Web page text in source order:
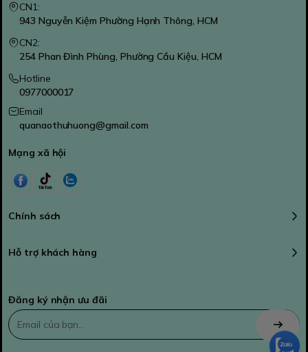
CN1:
943 Nguyễn Kiệm Phường Hạnh Thông, HCM
CN2:
254 Phan Đình Phùng, Phường Cầu Kiệu, HCM
Hotline
0977000017
Email
quanaothuhuong@gmail.com
Mạng xã hội
Chính sách
Hỗ trợ khách hàng
Đăng ký nhận ưu đãi